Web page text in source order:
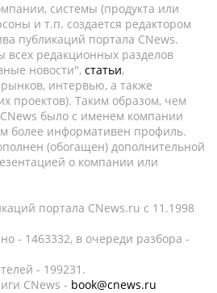
системы (продукта или
и т.п. создается редактором
публикаций портала CNews.
всех редакционных разделов
новости", статьи,
интервью, а также
проектов). Таким образом, чем
было с именем компании
более информативен профиль.
(обогащен) дополнительной
о компании или
портала CNews.ru c 11.1998
- 1463332, в очереди разбора -
- 199231.
CNews - book@cnews.ru